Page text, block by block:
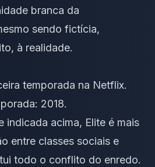
branca da
sendo fictícia,
à realidade.
temporada na Netflix.
2018.
indicada acima, Elite é mais
entre classes sociais e
todo o conflito do enredo.